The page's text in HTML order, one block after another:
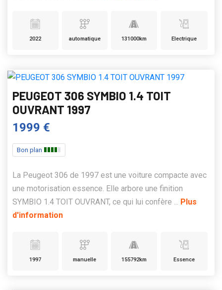
2022 automatique 131000km Electrique
PEUGEOT 306 SYMBIO 1.4 TOIT
OUVRANT 1997
1999 €
Bon plan
La Peugeot 306 de 1997 est une voiture compacte avec
une motorisation essence. Elle arbore une finition
SYMBIO 1.4 TOIT OUVRANT, ce qui lui confère ... Plus
d'information
1997 manuelle 155792km Essence